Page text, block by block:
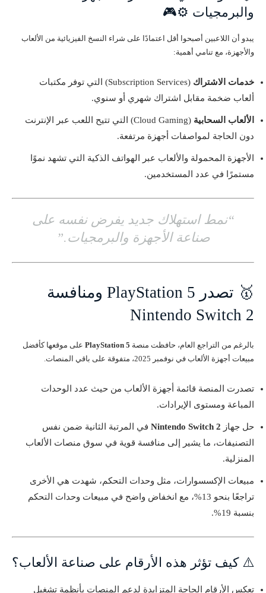
والبرمجيات ⚙️🎮
يبدو أن اللاعبين أصبحوا أقل اعتمادًا على شراء النسخ الفيزيائية من الألعاب
والأجهزة، مع تنامي أهمية:
خدمات الاشتراك
(Subscription Services) التي توفر مكتبات
ألعاب ضخمة مقابل اشتراك شهري أو سنوي.
الألعاب السحابية
(Cloud Gaming) التي تتيح اللعب عبر الإنترنت
دون الحاجة لمواصفات أجهزة مرتفعة.
الأجهزة المحمولة والألعاب عبر الهواتف الذكية التي تشهد نموًا
مستمرًا في عدد المستخدمين.
“نمط استهلاك جديد يفرض نفسه على
صناعة الأجهزة والبرمجيات.”
🥇 تصدر PlayStation 5 ومنافسة
Nintendo Switch 2
بالرغم من التراجع العام، حافظت منصة PlayStation 5 على موقعها كأفضل
مبيعات أجهزة الألعاب في نوفمبر 2025، متفوقة على باقي المنصات.
تصدرت المنصة قائمة أجهزة الألعاب من حيث عدد الوحدات
المباعة ومستوى الإيرادات.
حل جهاز Nintendo Switch 2 في المرتبة الثانية ضمن نفس
التصنيفات، ما يشير إلى منافسة قوية في سوق منصات الألعاب
المنزلية.
مبيعات الإكسسوارات، مثل وحدات التحكم، شهدت هي الأخرى
تراجعًا بنحو 13%، مع انخفاض واضح في مبيعات وحدات التحكم
بنسبة 19%.
⚠️ كيف تؤثر هذه الأرقام على صناعة الألعاب؟
تعكس الأرقام الحاجة المتزايدة لدعم المنصات بأنظمة تشغيل